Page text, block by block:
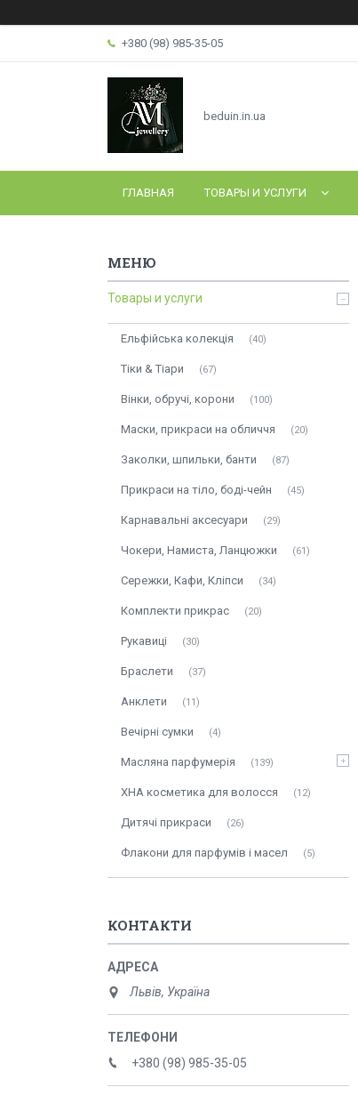
+380 (98) 985-35-05
beduin.in.ua
ГЛАВНАЯ ТОВАРЫ И УСЛУГИ
Товары и услуги
Ельфійська колекція 40
Тіки & Тіари 67
Вінки, обручі, корони 100
Маски, прикраси на обличчя 20
Заколки, шпильки, банти 87
Прикраси на тіло, боді-чейн 45
Карнавальні аксесуари 29
Чокери, Намиста, Ланцюжки 61
Сережки, Кафи, Кліпси 34
Комплекти прикрас 20
Рукавиці 30
Браслети 37
Анклети 11
Вечірні сумки 4
Масляна парфумерія 139
ХНА косметика для волосся 12
Дитячі прикраси 26
Флакони для парфумів і масел 5
КОНТАКТИ
Львів, Україна
+380 (98) 985-35-05